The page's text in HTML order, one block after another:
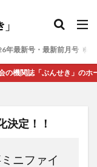
年最新号・最新前月号（6
んせき」のホームページ
決定！！
ニファイ